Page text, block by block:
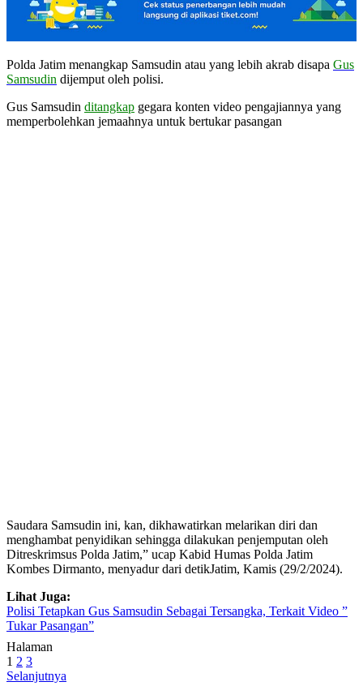
Polda Jatim menangkap Samsudin atau yang lebih akrab disapa Gus
Samsudin dijemput oleh polisi.
Gus Samsudin ditangkap gegara konten video pengajiannya yang
memperbolehkan jemaahnya untuk bertukar pasangan
Saudara Samsudin ini, kan, dikhawatirkan melarikan diri dan
menghambat penyidikan sehingga dilakukan penjemputan oleh
Ditreskrimsus Polda Jatim,” ucap Kabid Humas Polda Jatim
Kombes Dirmanto, menyadur dari detikJatim, Kamis (29/2/2024).
Lihat Juga:
Polisi Tetapkan Gus Samsudin Sebagai Tersangka, Terkait Video ”
Tukar Pasangan”
Halaman
1 2 3
Selanjutnya